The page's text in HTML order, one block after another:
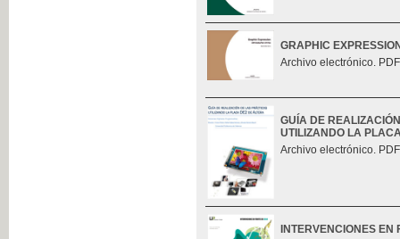
GRAPHIC
Archivo electrónico.
GUÍA DE
UTILIZANDO LA
Archivo electrónico.
INTERVENCIONES